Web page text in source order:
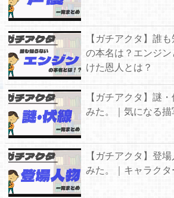
【ガチアクタ】誰
の本名は？エンジ
けた恩人とは？
【ガチアクタ】謎
みた。｜気になる
【ガチアクタ】登
みた。｜キャラクタ